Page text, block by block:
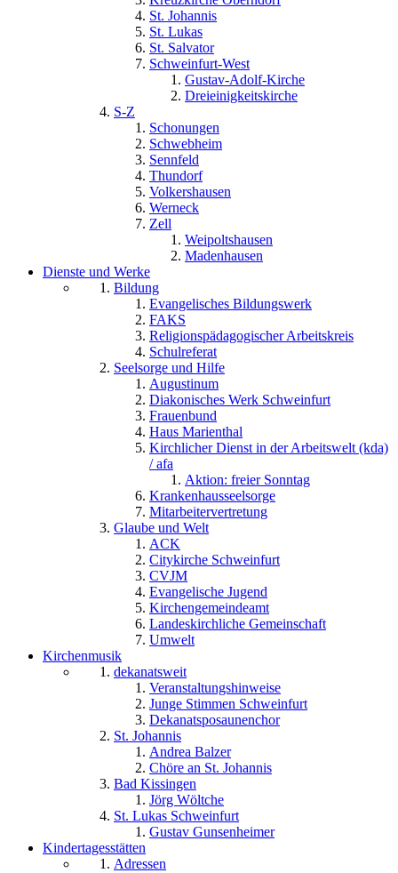
St. Johannis
St. Lukas
St. Salvator
Schweinfurt-West
Gustav-Adolf-Kirche
Dreieinigkeitskirche
S-Z
Schonungen
Schwebheim
Sennfeld
Thundorf
Volkershausen
Werneck
Zell
Weipoltshausen
Madenhausen
Dienste und Werke
Bildung
Evangelisches Bildungswerk
FAKS
Religionspädagogischer Arbeitskreis
Schulreferat
Seelsorge und Hilfe
Augustinum
Diakonisches Werk Schweinfurt
Frauenbund
Haus Marienthal
Kirchlicher Dienst in der Arbeitswelt (kda)
/ afa
Aktion: freier Sonntag
Krankenhausseelsorge
Mitarbeitervertretung
Glaube und Welt
ACK
Citykirche Schweinfurt
CVJM
Evangelische Jugend
Kirchengemeindeamt
Landeskirchliche Gemeinschaft
Umwelt
Kirchenmusik
dekanatsweit
Veranstaltungshinweise
Junge Stimmen Schweinfurt
Dekanatsposaunenchor
St. Johannis
Andrea Balzer
Chöre an St. Johannis
Bad Kissingen
Jörg Wöltche
St. Lukas Schweinfurt
Gustav Gunsenheimer
Kindertagesstätten
Adressen